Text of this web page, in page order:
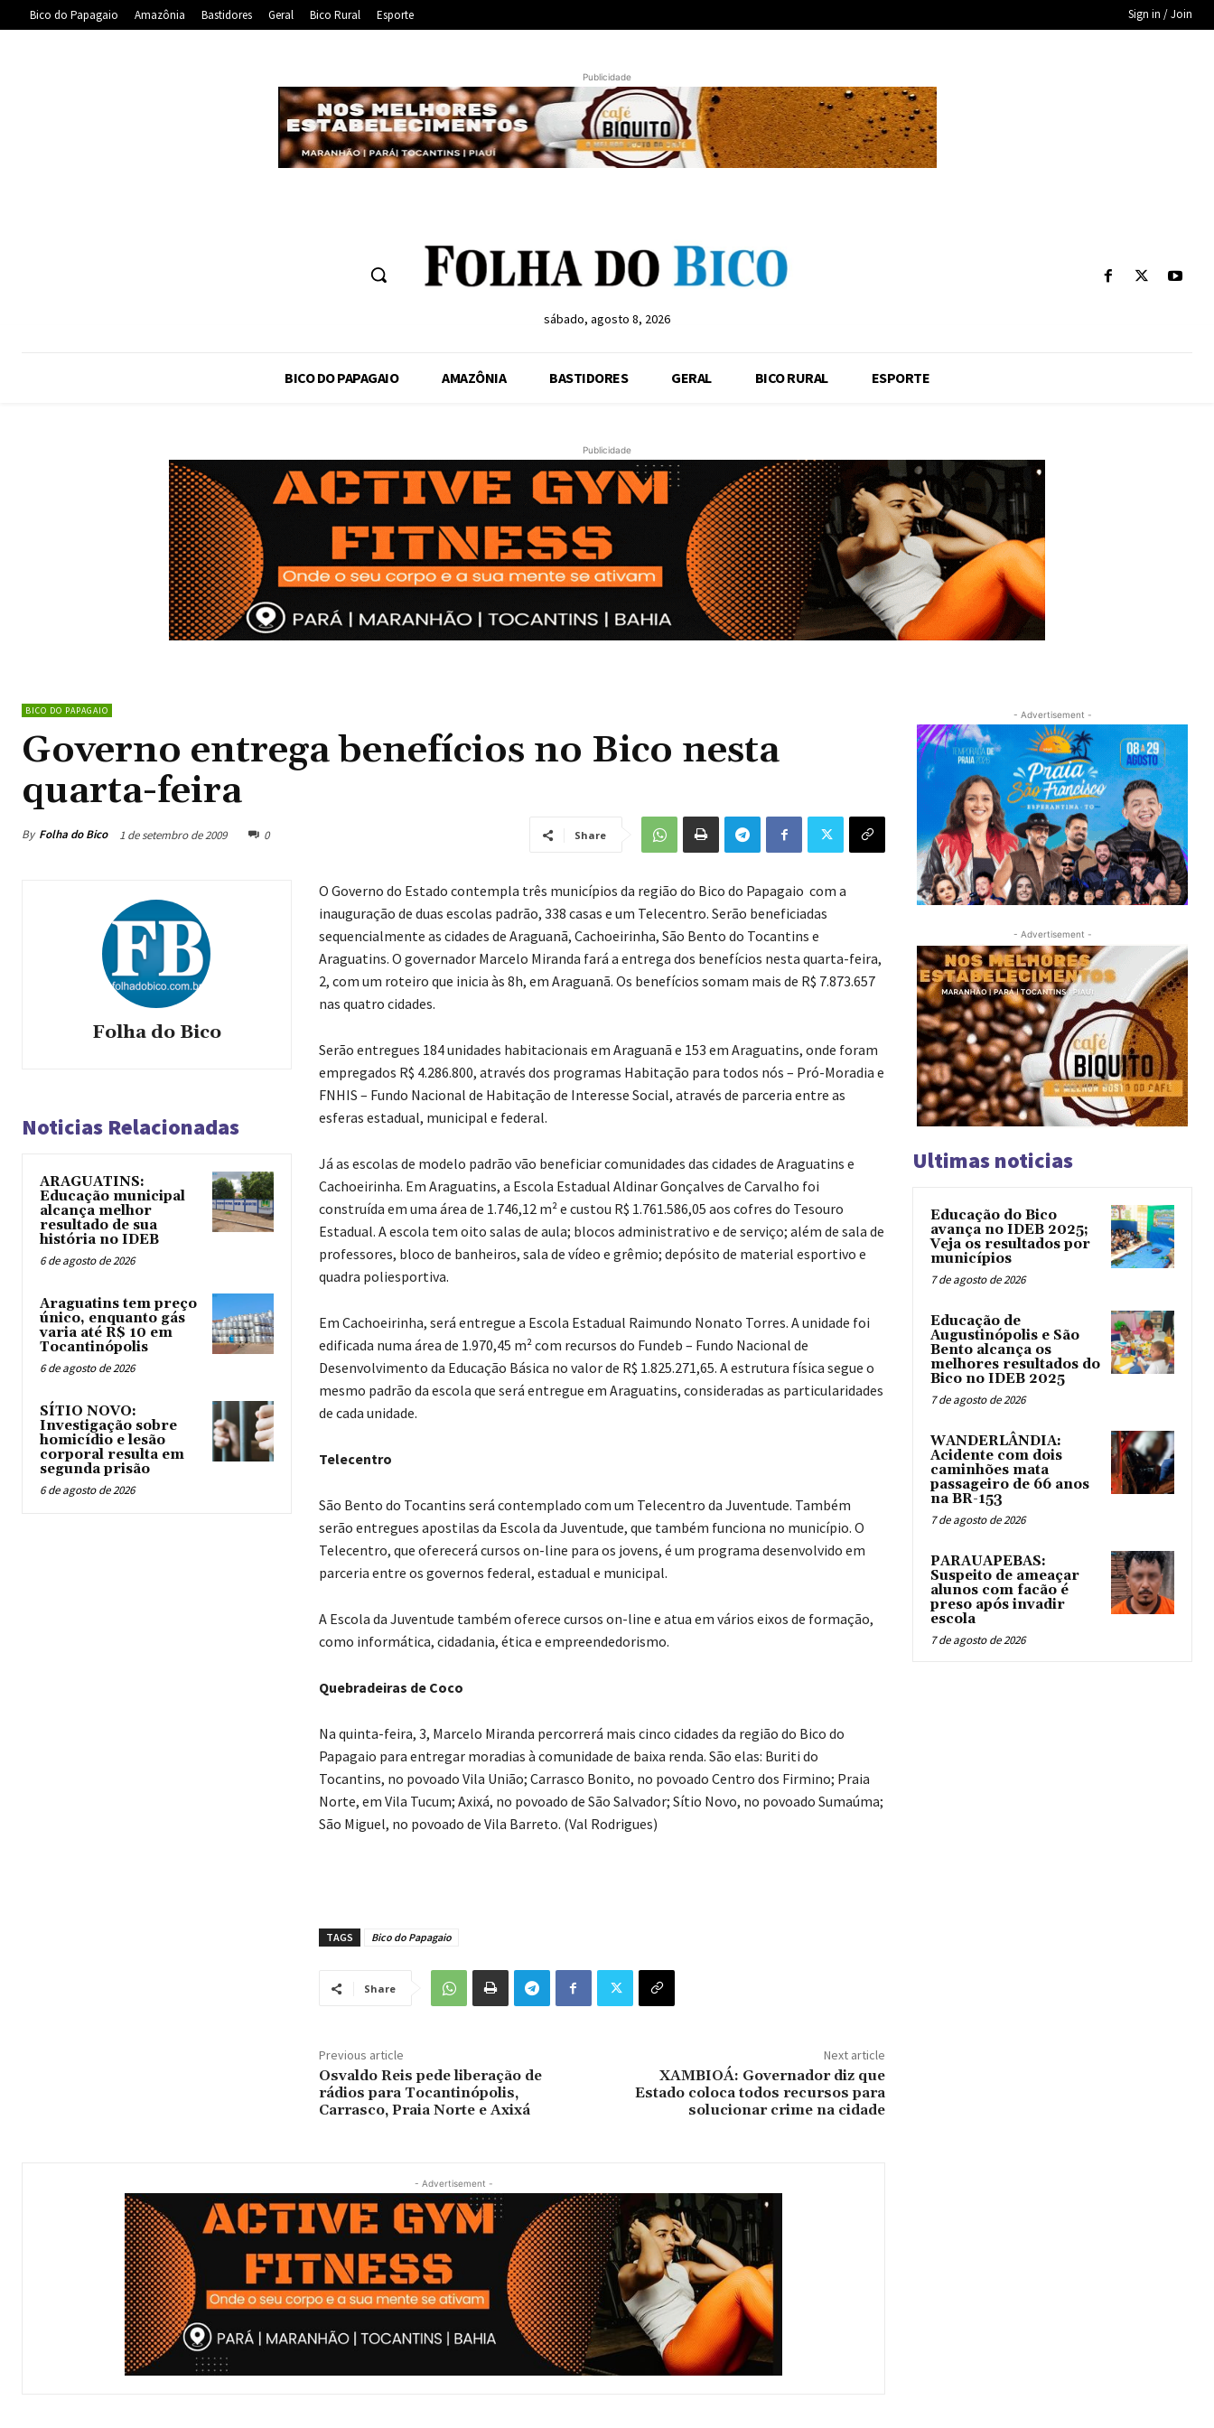
Bico do Papagaio Amazônia Bastidores Geral Bico Rural Esporte Sign in / Join
Publicidade
sábado, agosto 8, 2026
BICO DO PAPAGAIO AMAZÔNIA BASTIDORES GERAL BICO RURAL ESPORTE
Publicidade
BICO DO PAPAGAIO
Governo entrega benefícios no Bico nesta
quarta-feira
By Folha do Bico 1 de setembro de 2009 0 Share
Folha do Bico
Noticias Relacionadas
ARAGUATINS:
Educação municipal
alcança melhor
resultado de sua
história no IDEB
6 de agosto de 2026
Araguatins tem preço
único, enquanto gás
varia até R$ 10 em
Tocantinópolis
6 de agosto de 2026
SÍTIO NOVO:
Investigação sobre
homicídio e lesão
corporal resulta em
segunda prisão
6 de agosto de 2026
O Governo do Estado contempla três municípios da região do Bico do Papagaio com a
inauguração de duas escolas padrão, 338 casas e um Telecentro. Serão beneficiadas
sequencialmente as cidades de Araguanã, Cachoeirinha, São Bento do Tocantins e
Araguatins. O governador Marcelo Miranda fará a entrega dos benefícios nesta quarta-feira,
2, com um roteiro que inicia às 8h, em Araguanã. Os benefícios somam mais de R$ 7.873.657
nas quatro cidades.
Serão entregues 184 unidades habitacionais em Araguanã e 153 em Araguatins, onde foram
empregados R$ 4.286.800, através dos programas Habitação para todos nós – Pró-Moradia e
FNHIS – Fundo Nacional de Habitação de Interesse Social, através de parceria entre as
esferas estadual, municipal e federal.
Já as escolas de modelo padrão vão beneficiar comunidades das cidades de Araguatins e
Cachoeirinha. Em Araguatins, a Escola Estadual Aldinar Gonçalves de Carvalho foi
construída em uma área de 1.746,12 m² e custou R$ 1.761.586,05 aos cofres do Tesouro
Estadual. A escola tem oito salas de aula; blocos administrativo e de serviço; além de sala de
professores, bloco de banheiros, sala de vídeo e grêmio; depósito de material esportivo e
quadra poliesportiva.
Em Cachoeirinha, será entregue a Escola Estadual Raimundo Nonato Torres. A unidade foi
edificada numa área de 1.970,45 m² com recursos do Fundeb – Fundo Nacional de
Desenvolvimento da Educação Básica no valor de R$ 1.825.271,65. A estrutura física segue o
mesmo padrão da escola que será entregue em Araguatins, consideradas as particularidades
de cada unidade.
Telecentro
São Bento do Tocantins será contemplado com um Telecentro da Juventude. Também
serão entregues apostilas da Escola da Juventude, que também funciona no município. O
Telecentro, que oferecerá cursos on-line para os jovens, é um programa desenvolvido em
parceria entre os governos federal, estadual e municipal.
A Escola da Juventude também oferece cursos on-line e atua em vários eixos de formação,
como informática, cidadania, ética e empreendedorismo.
Quebradeiras de Coco
Na quinta-feira, 3, Marcelo Miranda percorrerá mais cinco cidades da região do Bico do
Papagaio para entregar moradias à comunidade de baixa renda. São elas: Buriti do
Tocantins, no povoado Vila União; Carrasco Bonito, no povoado Centro dos Firmino; Praia
Norte, em Vila Tucum; Axixá, no povoado de São Salvador; Sítio Novo, no povoado Sumaúma;
São Miguel, no povoado de Vila Barreto. (Val Rodrigues)
TAGS Bico do Papagaio
Share
Previous article
Osvaldo Reis pede liberação de
rádios para Tocantinópolis,
Carrasco, Praia Norte e Axixá
Next article
XAMBIOÁ: Governador diz que
Estado coloca todos recursos para
solucionar crime na cidade
- Advertisement -
- Advertisement -
- Advertisement -
Ultimas noticias
Educação do Bico
avança no IDEB 2025;
Veja os resultados por
municípios
7 de agosto de 2026
Educação de
Augustinópolis e São
Bento alcança os
melhores resultados do
Bico no IDEB 2025
7 de agosto de 2026
WANDERLÂNDIA:
Acidente com dois
caminhões mata
passageiro de 66 anos
na BR-153
7 de agosto de 2026
PARAUAPEBAS:
Suspeito de ameaçar
alunos com facão é
preso após invadir
escola
7 de agosto de 2026